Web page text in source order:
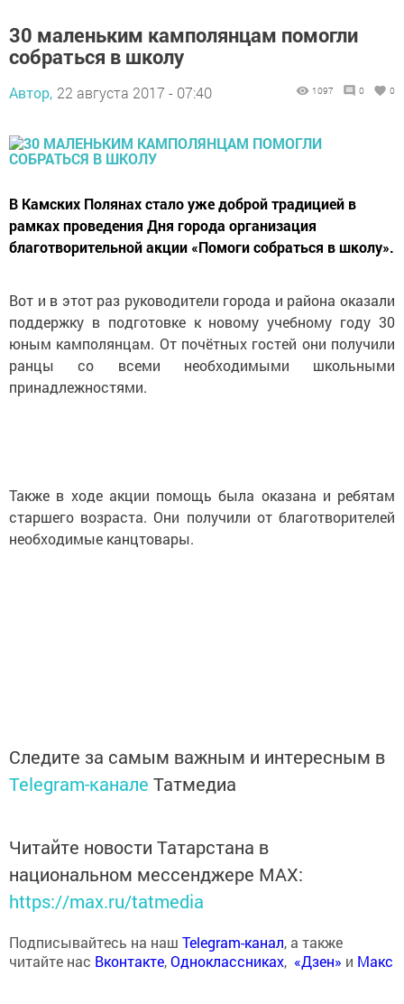
30 маленьким камполянцам помогли
собраться в школу
Автор, 22 августа 2017 - 07:40 1097 0 0
В Камских Полянах стало уже доброй традицией в
рамках проведения Дня города организация
благотворительной акции «Помоги собраться в школу».
Вот и в этот раз руководители города и района оказали
поддержку в подготовке к новому учебному году 30
юным камполянцам. От почётных гостей они получили
ранцы со всеми необходимыми школьными
принадлежностями.
Также в ходе акции помощь была оказана и ребятам
старшего возраста. Они получили от благотворителей
необходимые канцтовары.
Следите за самым важным и интересным в
Telegram-канале Татмедиа
Читайте новости Татарстана в
национальном мессенджере MАХ:
https://max.ru/tatmedia
Подписывайтесь на наш Telegram-канал, а также
читайте нас Вконтакте,Одноклассниках, «Дзен» и Макс